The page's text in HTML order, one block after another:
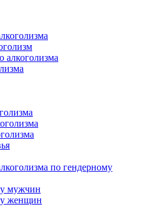
алкоголизма
по гендерному
мужчин
у женщин